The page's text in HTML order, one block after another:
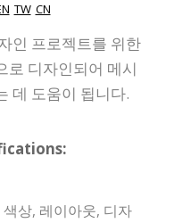
TW CN
인 프로젝트를 위한
로 디자인되어 메시
데 도움이 됩니다.
상, 레이아웃, 디자